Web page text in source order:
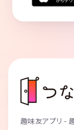
趣味友アプリ -